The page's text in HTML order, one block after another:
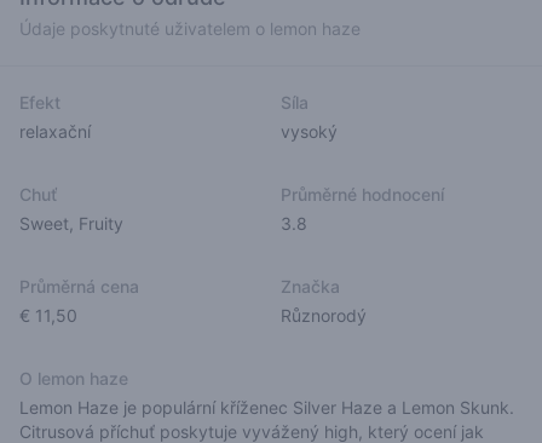
Údaje poskytnuté uživatelem o lemon haze
Efekt
relaxační
Síla
vysoký
Chuť
Sweet Fruity
Průměrné hodnocení
3.8
Průměrná cena
€ 11,50
Značka
Různorodý
O lemon haze
Lemon Haze je populární kříženec Silver Haze a Lemon Skunk.
Citrusová příchuť poskytuje vyvážený high, který ocení jak